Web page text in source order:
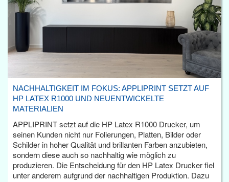
NACHHALTIGKEIT IM FOKUS: APPLIPRINT SETZT AUF
HP LATEX R1000 UND NEUENTWICKELTE
MATERIALIEN
APPLIPRINT setzt auf die HP Latex R1000 Drucker, um
seinen Kunden nicht nur Folierungen, Platten, Bilder oder
Schilder in hoher Qualität und brillanten Farben anzubieten,
sondern diese auch so nachhaltig wie möglich zu
produzieren. Die Entscheidung für den HP Latex Drucker fiel
unter anderem aufgrund der nachhaltigen Produktion. Dazu